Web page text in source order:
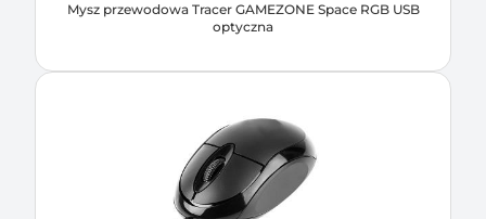
Mysz przewodowa Tracer GAMEZONE Space RGB USB
optyczna